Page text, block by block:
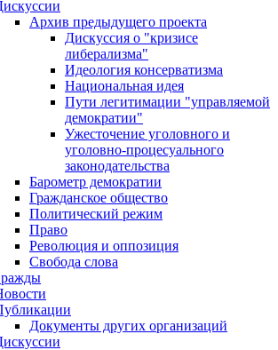
Архив предыдущего проекта
Дискуссия о "кризисе
либерализма"
Идеология консерватизма
Национальная идея
Пути легитимации "управляемой
демократии"
Ужесточение уголовного и
уголовно-процесуального
законодательства
Барометр демократии
Гражданское общество
Политический режим
Право
Революция и оппозиция
Свобода слова
Документы других организаций